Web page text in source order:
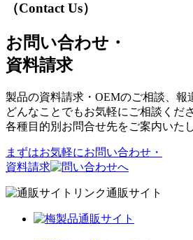
（Contact Us）
お問い合わせ・
資料請求
製品の資料請求・OEMのご相談、報
どんなことでもお気軽にご相談くださ
各種目的別お問合せ先をご案内いた
まずはお気軽にお問い合わせ・
資料請求
通販サイト